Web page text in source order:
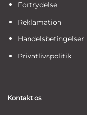
Fortrydelse
Reklamation
Handelsbetingelser
Privatlivspolitik
Kontakt os